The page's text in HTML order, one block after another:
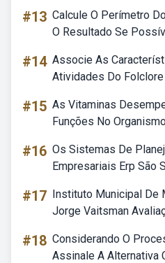
#13 Calcule O Perímetro
O Resultado Se
#14 Associe As
Atividades Do
#15 As Vitaminas
Funções No
#16 Os Sistemas De
Empresariais Erp São
#17 Instituto Municipal De
Jorge Vaitsman
#18 Considerando O
Assinale A Alternativa